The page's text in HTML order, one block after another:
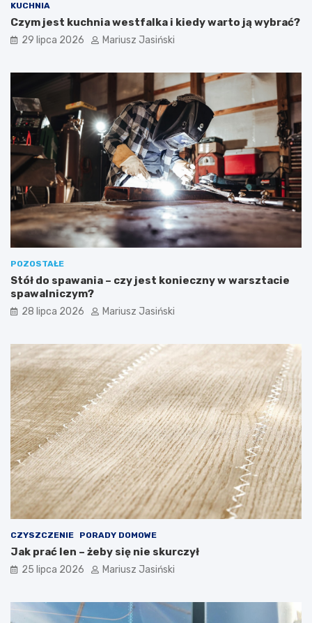
KUCHNIA
Czym jest kuchnia westfalka i kiedy warto ją wybrać?
29 lipca 2026 Mariusz Jasiński
POZOSTAŁE
Stół do spawania – czy jest konieczny w warsztacie
spawalniczym?
28 lipca 2026 Mariusz Jasiński
CZYSZCZENIE PORADY DOMOWE
Jak prać len – żeby się nie skurczył
25 lipca 2026 Mariusz Jasiński